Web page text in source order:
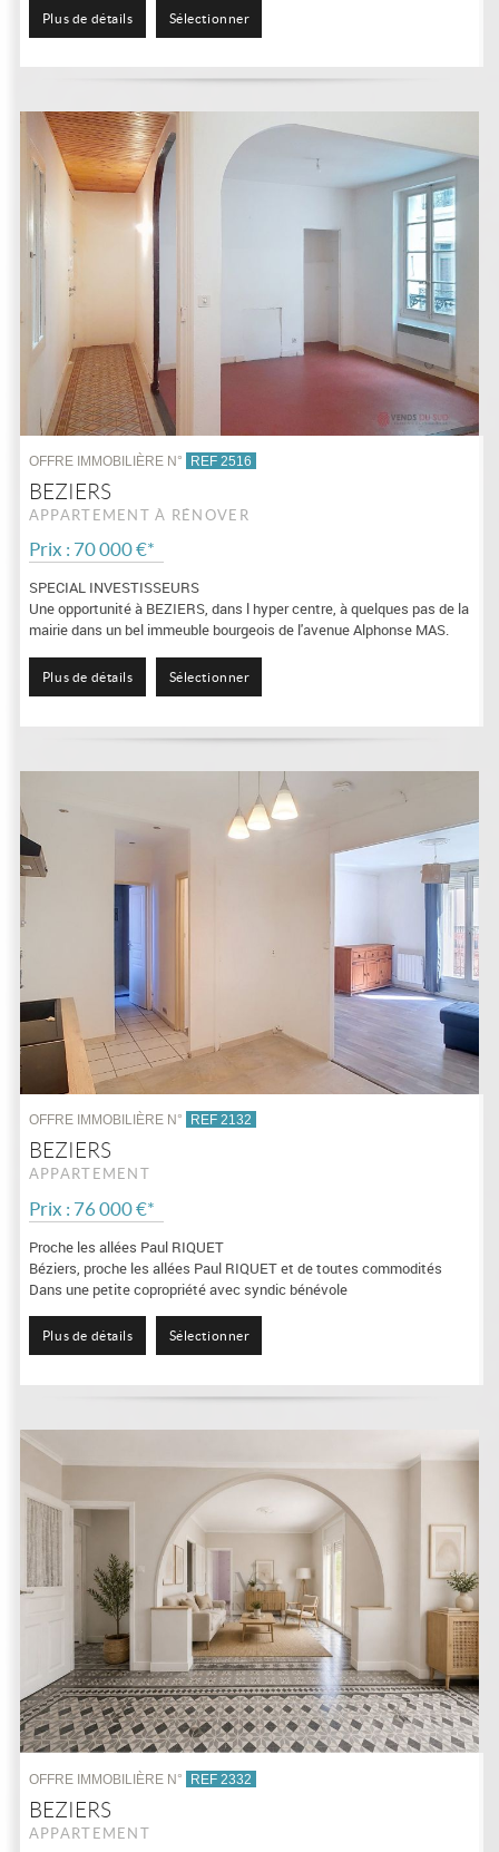
1...Plus de détails Sélectionner
OFFRE IMMOBILIÈRE N° REF 2516
BEZIERS
APPARTEMENT À RÉNOVER
Prix : 70 000 €*
SPECIAL INVESTISSEURS
Une opportunité à BEZIERS, dans l hyper centre, à quelques pas de la
mairie dans un bel immeuble bourgeois de l'avenue Alphonse MAS.
Plus de détails Sélectionner
OFFRE IMMOBILIÈRE N° REF 2132
BEZIERS
APPARTEMENT
Prix : 76 000 €*
Proche les allées Paul RIQUET
Béziers, proche les allées Paul RIQUET et de toutes commodités
Dans une petite copropriété avec syndic bénévole
Plus de détails Sélectionner
OFFRE IMMOBILIÈRE N° REF 2332
BEZIERS
APPARTEMENT